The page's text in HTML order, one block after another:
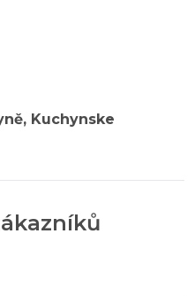
Kuchynske